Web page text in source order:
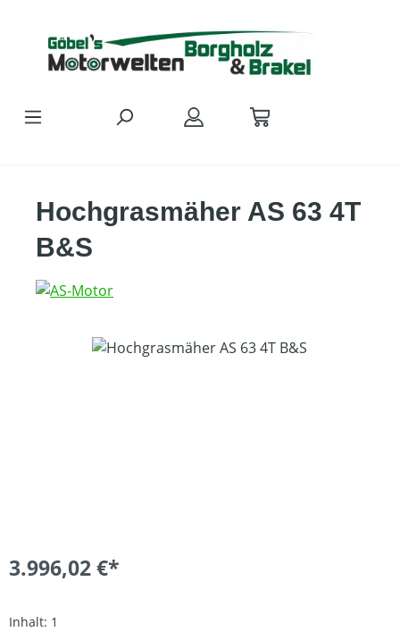
Hochgrasmäher AS 63 4T
B&S
Bildergalerie überspringen
3.996,02 €*
Inhalt: 1